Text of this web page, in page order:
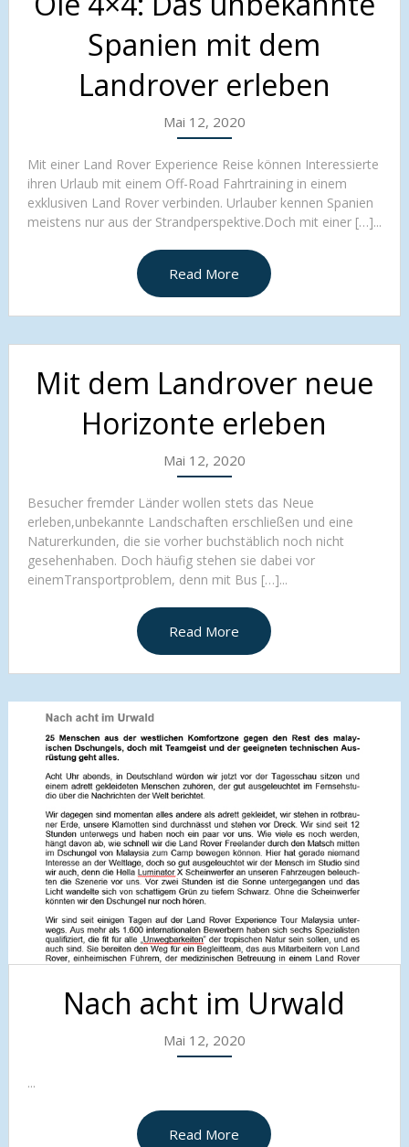
Spanien mit dem
Landrover erleben
Mai 12, 2020
Mit einer Land Rover Experience Reise können Interessierte
ihren Urlaub mit einem Off-Road Fahrtraining in einem
exklusiven Land Rover verbinden. Urlauber kennen Spanien
meistens nur aus der Strandperspektive.Doch mit einer […]...
Read More
Mit dem Landrover neue
Horizonte erleben
Mai 12, 2020
Besucher fremder Länder wollen stets das Neue
erleben,unbekannte Landschaften erschließen und eine
Naturerkunden, die sie vorher buchstäblich noch nicht
gesehenhaben. Doch häufig stehen sie dabei vor
einemTransportproblem, denn mit Bus […]...
Read More
Nach acht im Urwald
Mai 12, 2020
...
Read More